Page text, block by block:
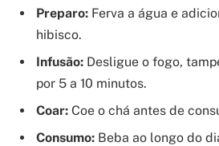
Preparo: Ferva a água e
hibisco.
Infusão: Desligue o fogo,
por 5 a 10 minutos.
Coar: Coe o chá antes de
Consumo: Beba ao longo do